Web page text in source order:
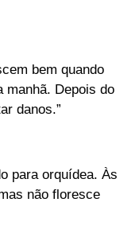
bem quando
manhã. Depois do
danos.”
para orquídea. Às
não floresce